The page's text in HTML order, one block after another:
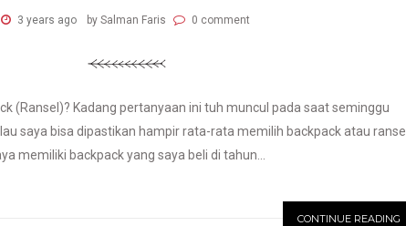
3 years ago by Salman Faris 0 comment
(Ransel)? Kadang pertanyaan ini tuh muncul pada saat seminggu
saya bisa dipastikan hampir rata-rata memilih backpack atau ransel.
memiliki backpack yang saya beli di tahun...
CONTINUE READING